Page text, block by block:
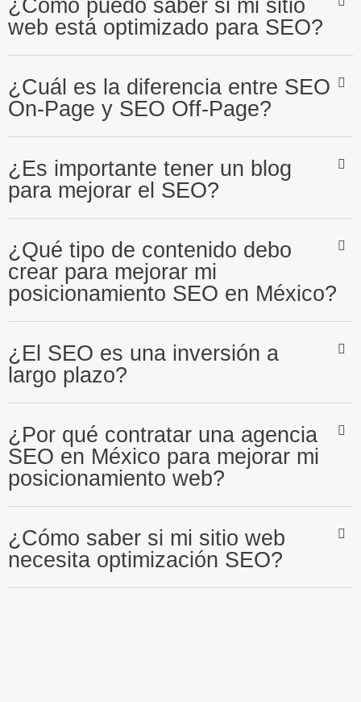
¿Cómo puedo saber si mi sitio
web está optimizado para SEO?
¿Cuál es la diferencia entre SEO
On-Page y SEO Off-Page?
¿Es importante tener un blog
para mejorar el SEO?
¿Qué tipo de contenido debo
crear para mejorar mi
posicionamiento SEO en México?
¿El SEO es una inversión a
largo plazo?
¿Por qué contratar una agencia
SEO en México para mejorar mi
posicionamiento web?
¿Cómo saber si mi sitio web
necesita optimización SEO?